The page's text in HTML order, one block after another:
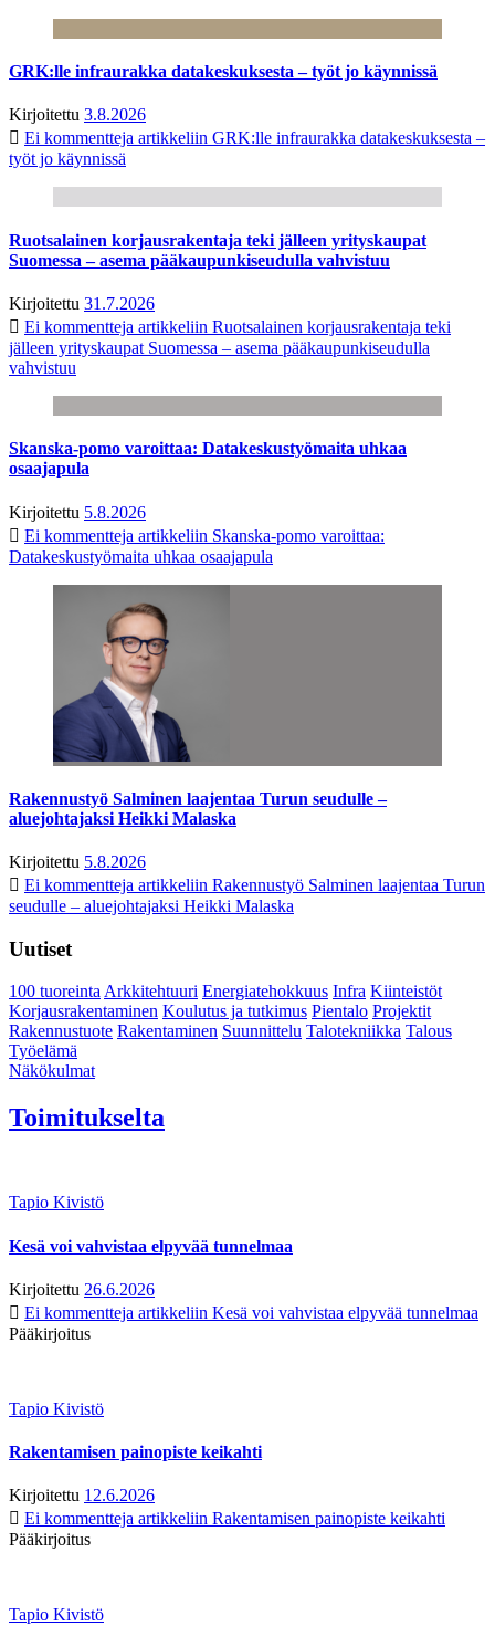
GRK:lle infraurakka datakeskuksesta – työt jo käynnissä
Kirjoitettu 3.8.2026
Ei kommentteja artikkeliin GRK:lle infraurakka datakeskuksesta –
työt jo käynnissä
Ruotsalainen korjausrakentaja teki jälleen yrityskaupat
Suomessa – asema pääkaupunkiseudulla vahvistuu
Kirjoitettu 31.7.2026
Ei kommentteja artikkeliin Ruotsalainen korjausrakentaja teki
jälleen yrityskaupat Suomessa – asema pääkaupunkiseudulla
vahvistuu
Skanska-pomo varoittaa: Datakeskustyömaita uhkaa
osaajapula
Kirjoitettu 5.8.2026
Ei kommentteja artikkeliin Skanska-pomo varoittaa:
Datakeskustyömaita uhkaa osaajapula
Rakennustyö Salminen laajentaa Turun seudulle –
aluejohtajaksi Heikki Malaska
Kirjoitettu 5.8.2026
Ei kommentteja artikkeliin Rakennustyö Salminen laajentaa Turun
seudulle – aluejohtajaksi Heikki Malaska
Uutiset
100 tuoreintaArkkitehtuuri Energiatehokkuus Infra Kiinteistöt
Korjausrakentaminen Koulutus ja tutkimus Pientalo Projektit
Rakennustuote Rakentaminen Suunnittelu Talotekniikka Talous
Työelämä
Näkökulmat
Toimitukselta
Tapio Kivistö
Kesä voi vahvistaa elpyvää tunnelmaa
Kirjoitettu 26.6.2026
Ei kommentteja artikkeliin Kesä voi vahvistaa elpyvää tunnelmaa
Pääkirjoitus
Tapio Kivistö
Rakentamisen painopiste keikahti
Kirjoitettu 12.6.2026
Ei kommentteja artikkeliin Rakentamisen painopiste keikahti
Pääkirjoitus
Tapio Kivistö